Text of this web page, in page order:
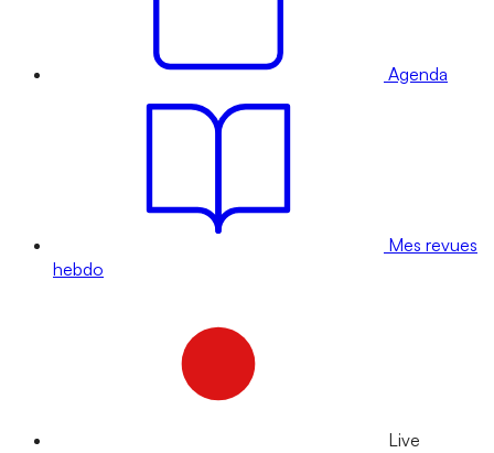
Agenda
Mes revues
hebdo
Live